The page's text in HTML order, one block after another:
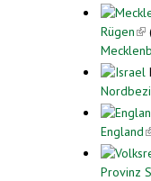
Rügen
England
Provinz